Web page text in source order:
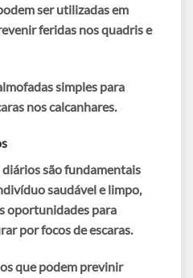
ser utilizadas em
feridas nos quadris e
simples para
nos calcanhares.
são fundamentais
saudável e limpo,
oportunidades para
por focos de escaras.
que podem previnir